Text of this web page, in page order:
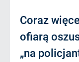
Coraz
ofiarą
„na